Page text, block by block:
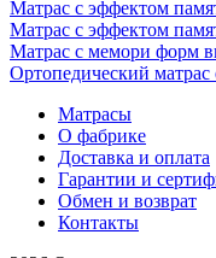
Матрас с эффектом
Матрас с эффектом
Матрас с мемори форм
Ортопедический
Матрасы
О фабрике
Доставка и оплата
Гарантии и
Обмен и возврат
Контакты